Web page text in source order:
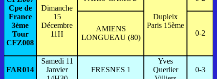
Cpe de
France
3ème
Tour
CFZ008
Dimanche
15
Décembre
11H
Dupleix
Paris 15ème
AMIENS
LONGUEAU (80)
0-2
FAR014
Samedi 11
Janvier
FRESNES 1
Yves
Querlier
0-3